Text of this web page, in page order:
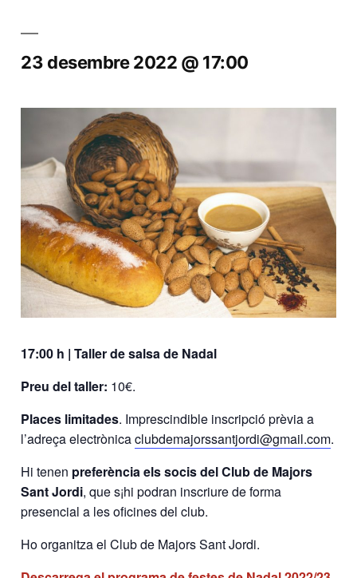
23 desembre 2022 @ 17:00
17:00 h | Taller de salsa de Nadal
Preu del taller: 10€.
Places limitades. Imprescindible inscripció prèvia a
l’adreça electrònicaclubdemajorssantjordi@gmail.com.
Hi tenen preferència els socis del Club de Majors
Sant Jordi, que s¡hi podran inscriure de forma
presencial a les oficines del club.
Ho organitza el Club de Majors Sant Jordi.